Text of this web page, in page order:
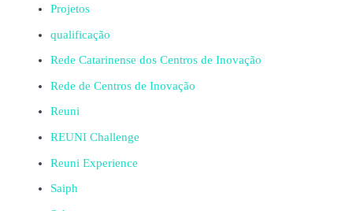
Projetos
qualificação
Rede Catarinense dos Centros de Inovação
Rede de Centros de Inovação
Reuni
REUNI Challenge
Reuni Experience
Saiph